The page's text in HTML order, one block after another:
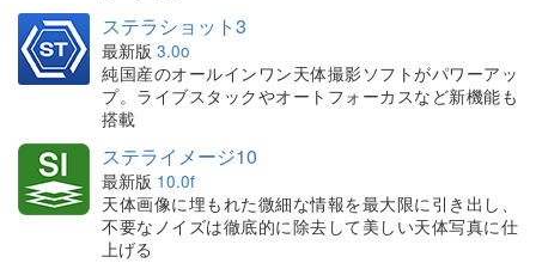
ステラショット3
最新版 3.0o
純国産のオールインワン天体撮影ソフトがパワーアッ
プ。ライブスタックやオートフォーカスなど新機能も
搭載
ステライメージ10
最新版 10.0f
天体画像に埋もれた微細な情報を最大限に引き出し、
不要なノイズは徹底的に除去して美しい天体写真に仕
上げる